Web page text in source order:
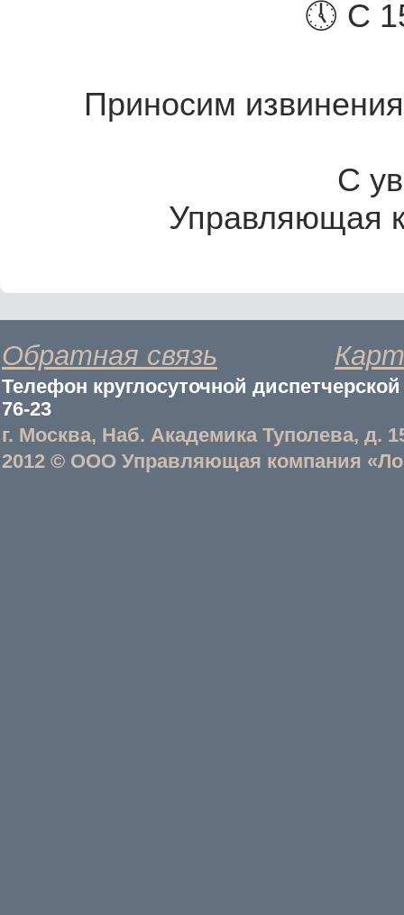
🕔 С
Приносим
С
Управляющая
Обратная связь
Телефон круглосуточной
76-23
г. Москва, Наб. Академика Туполева, д.
2012 © ООО Управляющая компания